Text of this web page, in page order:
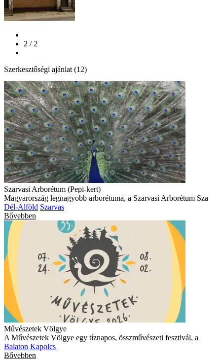
2 / 2
Szerkesztőségi ajánlat (12)
Szarvasi Arborétum (Pepi-kert)
Magyarország legnagyobb arborétuma, a Szarvasi Arborétum Sza
Dél-Alföld Szarvas
Bővebben
Művészetek Völgye
A Művészetek Völgye egy tíznapos, összművészeti fesztivál, a
Balaton Kapolcs
Bővebben